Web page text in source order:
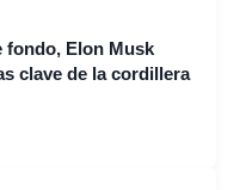
fondo, Elon Musk
clave de la cordillera